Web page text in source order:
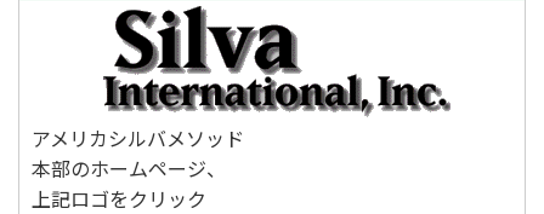
アメリカシルバメソッド
本部のホームページ、
上記ロゴをクリック